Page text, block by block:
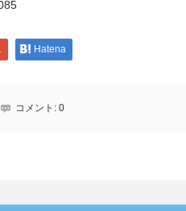
Hatena
コメント: 0